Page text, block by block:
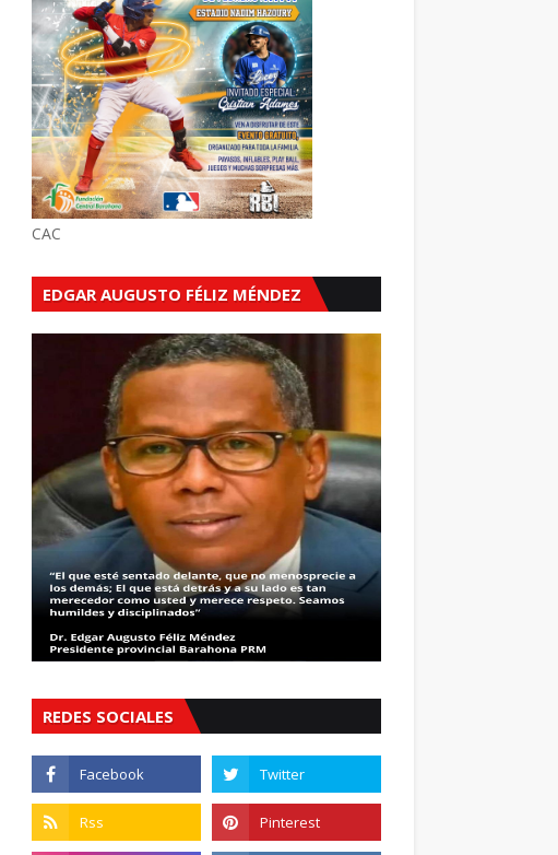
CAC
EDGAR AUGUSTO FÉLIZ MÉNDEZ
REDES SOCIALES